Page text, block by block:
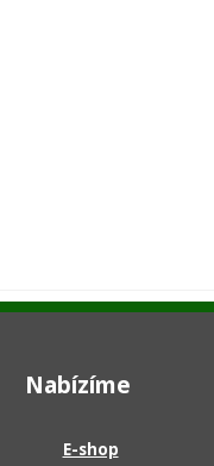
Nabízíme
E-shop